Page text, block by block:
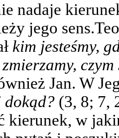
nadaje
jego
kim jesteśmy,
Jan. W
dokąd? (3, 8; 7,
kierunek, w